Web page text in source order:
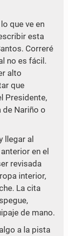
que ve en
esta
Correré
no es fácil.
alto
que
Presidente,
Nariño o
llegar al
en el
revisada
interior,
La cita
de mano.
a la pista